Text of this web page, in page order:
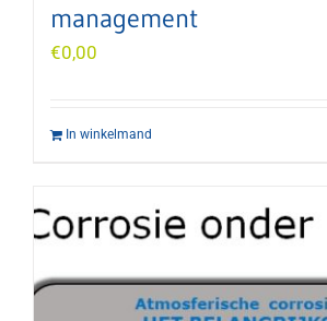
management
€0,00
In winkelmand